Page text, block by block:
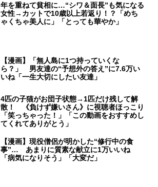
年を重ねて貧相に…“シワ＆面長”も気になる
女性→カットで10歳以上若返り！？「めち
ゃくちゃ美人に」「とっても華やか」
【漫画】「無人島に1つ持っていくな
ら？」 男友達の“予想外の答え”に7.6万い
いね「一生大切にしたい友達」
4匹の子猫がお団子状態→1匹だけ残して解
散！ 《負けず嫌いさん》に視聴者ほっこり
「笑っちゃった！」「この動画をおすすめし
てくれてありがとう」
【漫画】現役僧侶が明かした“修行中の食
事”… あまりに質素な献立に1万いいね
「病気になりそう」「大変だ」